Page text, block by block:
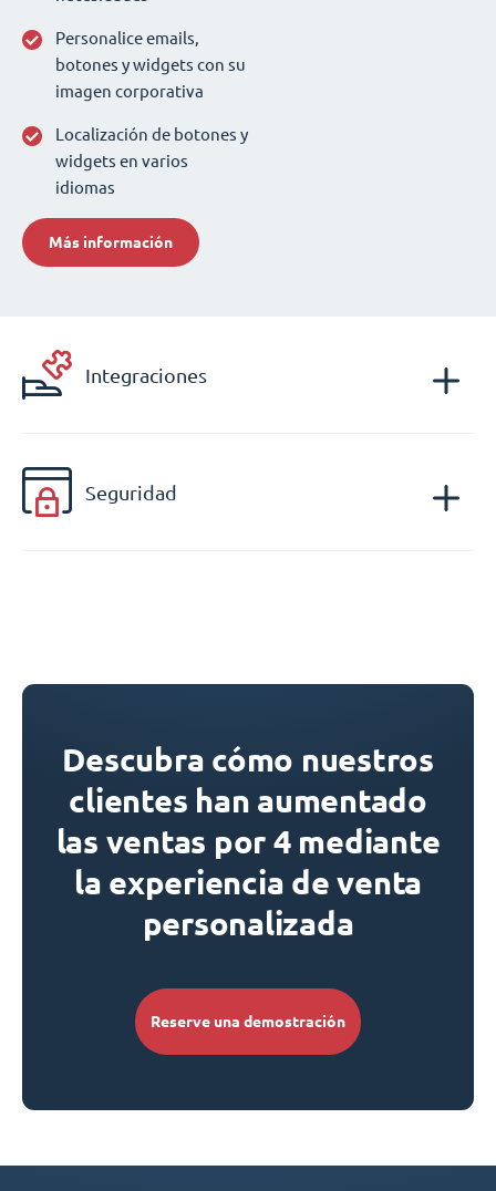
Personalice emails,
botones y widgets con su
imagen corporativa
Localización de botones y
widgets en varios
idiomas
Más información
Integraciones
Seguridad
Descubra cómo nuestros
clientes han aumentado
las ventas por 4 mediante
la experiencia de venta
personalizada
Reserve una demostración